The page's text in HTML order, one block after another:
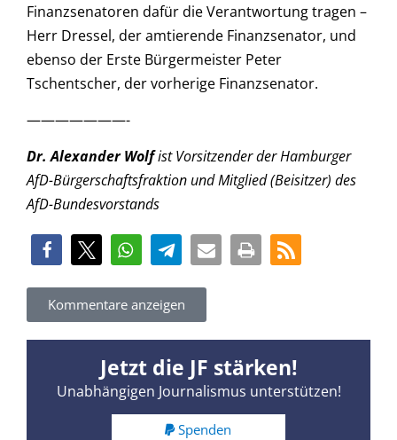
Finanzsenatoren dafür die Verantwortung tragen –
Herr Dressel, der amtierende Finanzsenator, und
ebenso der Erste Bürgermeister Peter
Tschentscher, der vorherige Finanzsenator.
———————-
Dr. Alexander Wolfist Vorsitzender der Hamburger
AfD-Bürgerschaftsfraktion und Mitglied (Beisitzer) des
AfD-Bundesvorstands
Kommentare anzeigen
Jetzt die JF stärken!
Unabhängigen Journalismus unterstützen!
Spenden